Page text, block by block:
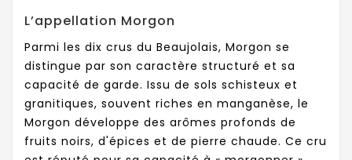
L’appellation Morgon
Parmi les dix crus du Beaujolais, Morgon se
distingue par son caractère structuré et sa
capacité de garde. Issu de sols schisteux et
granitiques, souvent riches en manganèse, le
Morgon développe des arômes profonds de
fruits noirs, d'épices et de pierre chaude. Ce cru